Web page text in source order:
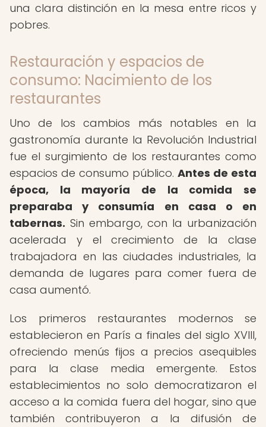
una clara distinción en la mesa entre ricos y
pobres.
Restauración y espacios de
consumo: Nacimiento de los
restaurantes
Uno de los cambios más notables en la
gastronomía durante la Revolución Industrial
fue el surgimiento de los restaurantes como
espacios de consumo público. Antes de esta
época, la mayoría de la comida se
preparaba y consumía en casa o en
tabernas. Sin embargo, con la urbanización
acelerada y el crecimiento de la clase
trabajadora en las ciudades industriales, la
demanda de lugares para comer fuera de
casa aumentó.
Los primeros restaurantes modernos se
establecieron en París a finales del siglo XVIII,
ofreciendo menús fijos a precios asequibles
para la clase media emergente. Estos
establecimientos no solo democratizaron el
acceso a la comida fuera del hogar, sino que
también contribuyeron a la difusión de